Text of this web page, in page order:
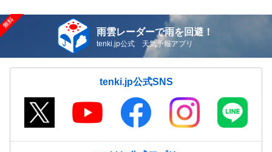
雨雲レーダーで雨を回避！
tenki.jp公式 天気予報アプリ
tenki.jp公式SNS